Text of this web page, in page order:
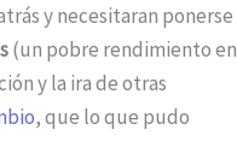
y necesitaran ponerse
(un pobre rendimiento en
y la ira de otras
, que lo que pudo